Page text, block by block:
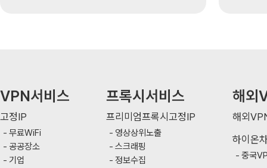
VPN서비스
고정IP
무료WiFi
공공장소
기업
프록시서비스
프리미엄프록시고정IP
영상상위노출
스크래핑
정보수집
해외
해외
하이온
중국